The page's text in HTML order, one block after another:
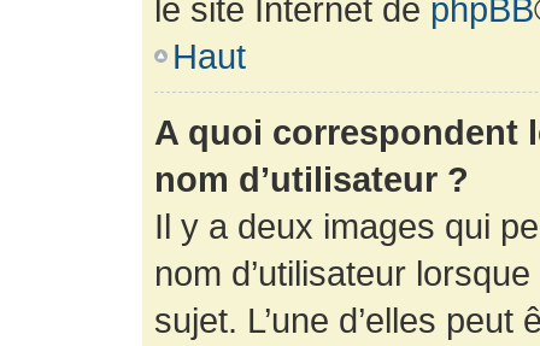
le site Internet de phpBB
Haut
A quoi correspondent
nom d’utilisateur ?
Il y a deux images qui
nom d’utilisateur
sujet. L’une d’elles